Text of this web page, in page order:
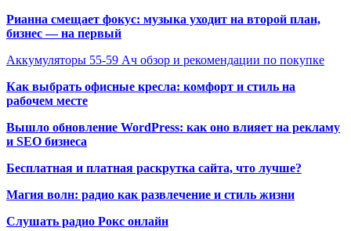
Рианна смещает фокус: музыка уходит на второй план,
бизнес — на первый
Аккумуляторы 55-59 Ач обзор и рекомендации по покупке
Как выбрать офисные кресла: комфорт и стиль на
рабочем месте
Вышло обновление WordPress: как оно влияет на рекламу
и SEO бизнеса
Бесплатная и платная раскрутка сайта, что лучше?
Магия волн: радио как развлечение и стиль жизни
Слушать радио Рокс онлайн